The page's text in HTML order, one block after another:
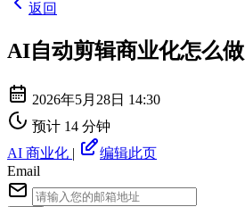
返回
AI自动剪辑商业化怎么做
2026年5月28日 14:30
预计 14 分钟
AI 商业化 |
编辑此页
Email